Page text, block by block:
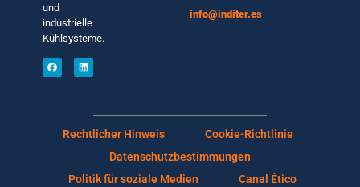
und
industrielle
Kühlsysteme.
info@inditer.es
Rechtlicher Hinweis
Cookie-Richtlinie
Datenschutzbestimmungen
Politik für soziale Medien
Canal Ético